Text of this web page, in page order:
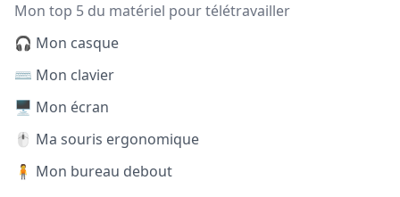
Mon top 5 du matériel pour télétravailler
🎧 Mon casque
⌨️ Mon clavier
🖥️ Mon écran
🖱️ Ma souris ergonomique
🧍 Mon bureau debout